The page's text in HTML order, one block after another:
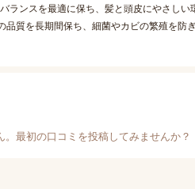
ランスを最適に保ち、髪と頭皮にやさし
品質を長期間保ち、細菌やカビの繁殖を防
。最初の口コミを投稿してみませんか？